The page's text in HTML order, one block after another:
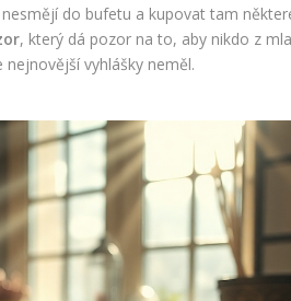
do bufetu a kupovat tam
, který dá pozor na to, aby nikdo z
vyhlášky neměl.